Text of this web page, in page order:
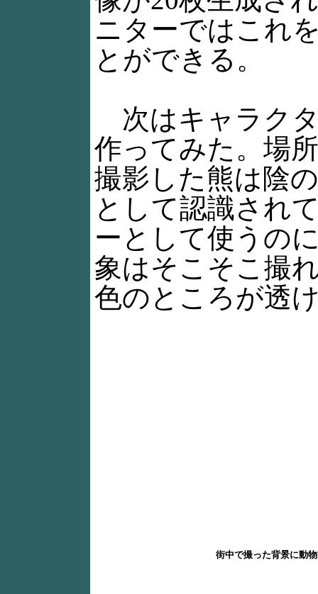
ニターではこれ
とができる。
次はキャラク
作ってみた。場
撮影した熊は陰
として認識され
ーとして使うの
象はそこそこ撮
色のところが透
街中で撮った背景に動